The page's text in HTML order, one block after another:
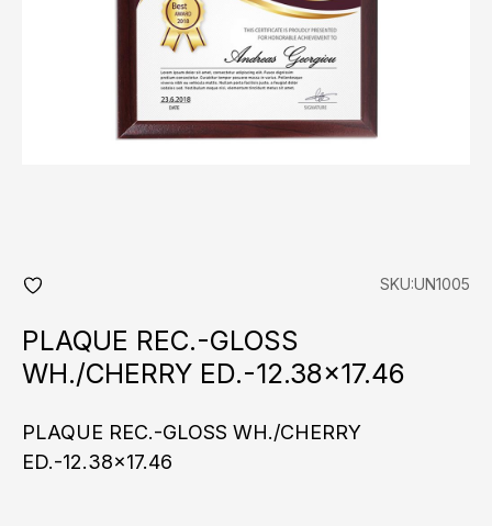
fav
SKU:UN1005
PLAQUE REC.-GLOSS
WH./CHERRY ED.-12.38×17.46
PLAQUE REC.-GLOSS WH./CHERRY
ED.-12.38x17.46